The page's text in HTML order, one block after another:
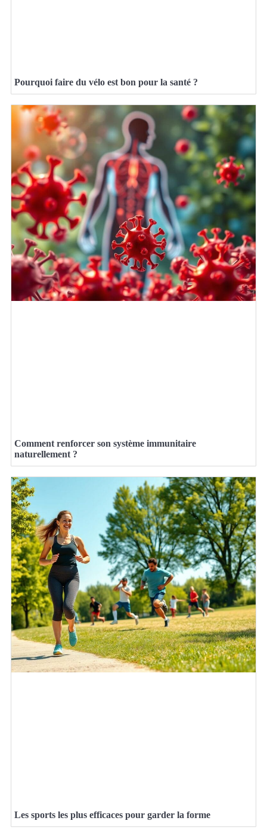
Pourquoi faire du vélo est bon pour la santé ?
Comment renforcer son système immunitaire
naturellement ?
Les sports les plus efficaces pour garder la forme